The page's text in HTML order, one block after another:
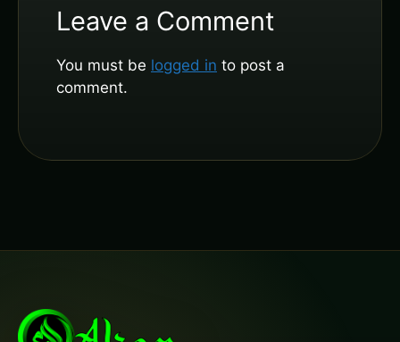
Leave a Comment
You must be logged in to post a
comment.